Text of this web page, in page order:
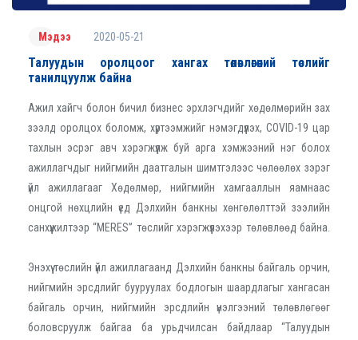
Мэдээ 2020-05-21
Талуудын оролцоог хангах төлөвлөгөөний төслийг
танилцуулж байна
Ажил хайгч болон бичил бизнес эрхлэгчдийг хөдөлмөрийн зах
зээлд оролцох боломж, хүртээмжийг нэмэгдүүлэх, COVID-19 цар
тахлын эсрэг авч хэрэгжүүлж буй арга хэмжээний нэг болох
ажиллагчдыг нийгмийн даатгалын шимтгэлээс чөлөөлөх зэрэг
үйл ажиллагааг Хөдөлмөр, нийгмийн хамгааллын яамнаас
онцгой нөхцлийн үед Дэлхийн банкны хөнгөлөлттэй зээлийн
санхүүжилтээр “MERES” төслийг хэрэгжүүлэхээр төлөвлөөд байна.
Энэхүү төслийн үйл ажиллагаанд Дэлхийн банкны байгаль орчин,
нийгмийн эрсдлийг бууруулах бодлогын шаардлагыг хангасан
байгаль орчин, нийгмийн эрсдлийн үнэлгээний төлөвлөгөөг
боловсруулж байгаа ба урьдчилсан байдлаар “Талуудын